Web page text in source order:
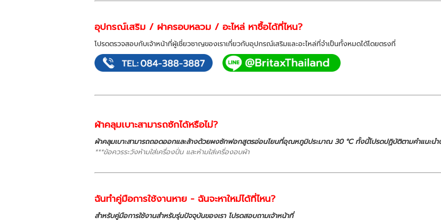
อุปกรณ์เสริม / ฝาครอบหลวม / อะไหล่ หาซื้อได้ที่ไหน?
โปรดตรวจสอบกับเจ้าหน้าที่ผู้เชี่ยวชาญของเราเกี่ยวกับอุปกรณ์เสริมและอะไหล่ที่จำเป็นทั้งหมดได้โดยตรงที่
ผ้าคลุมเบาะสามารถซักได้หรือไม่?
ผ้าคลุมเบาะสามารถถอดออกและล้างด้วยผงซักฟอกสูตรอ่อนโยนที่อุณหภูมิประมาณ 30 °C ทั้งนี้โปรดปฏิบัติตามคำแนะน
***ข้อควรระวังห้ามใส่เครื่องปั่น และห้ามใส่เครื่องอบผ้า
ฉันทำคู่มือการใช้งานหาย - ฉันจะหาใหม่ได้ที่ไหน?
สำหรับคู่มือการใช้งานสำหรับรุ่นปัจจุบันของเรา โปรดสอบถามเจ้าหน้าที่